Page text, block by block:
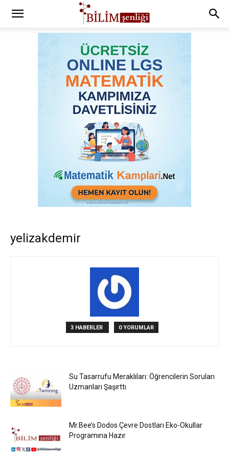
yelizakdemir
3 HABERLER 0 YORUMLAR
Su Tasarrufu Meraklıları: Öğrencilerin Soruları
Uzmanları Şaşırttı
Mr.Bee’s Dodos Çevre Dostları Eko-Okullar
Programına Hazır